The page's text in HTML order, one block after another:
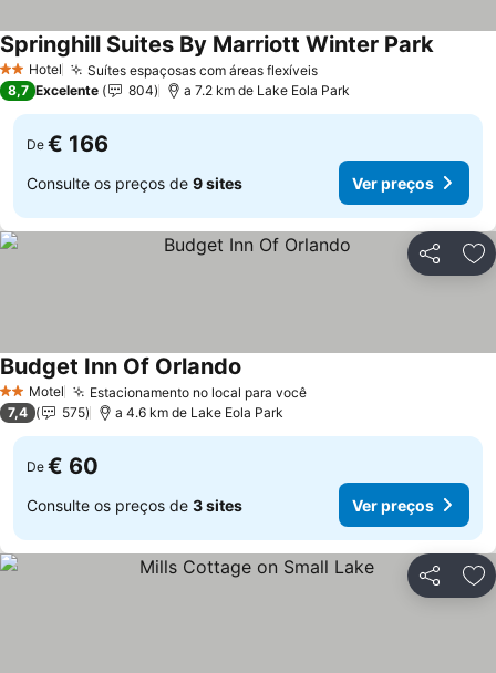
2 Estrelas
Hotel Suítes espaçosas com áreas flexíveisVer preços
Springhill Suites By Marriott Winter ParkVer
8,7 Excelente 804 a 7.2 km de Lake Eola Park
De € 166
Consulte os preços de 9 sites Ver preços
Partilhar
2 Estrelas
Motel Estacionamento no local para vocêVer preços
Budget Inn Of Orlando
7,4 575 a 4.6 km de Lake Eola Park
De € 60
Consulte os preços de 3 sites Ver preços
Partilhar